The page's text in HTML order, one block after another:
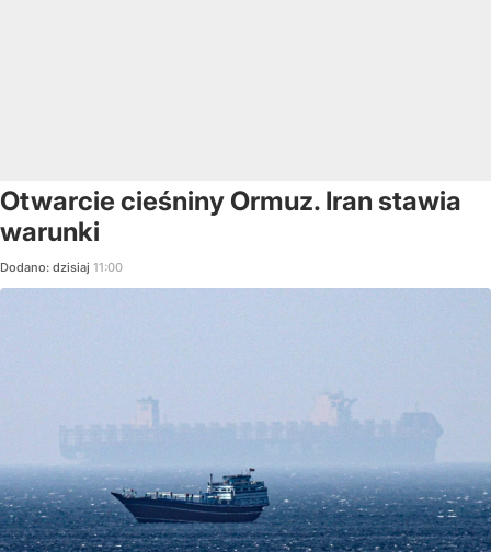
Otwarcie cieśniny Ormuz. Iran stawia
warunki
Dodano: dzisiaj 11:00